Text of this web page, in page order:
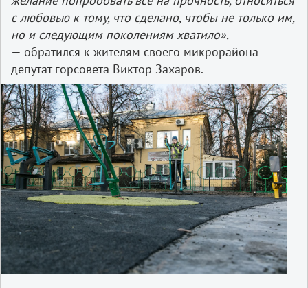
с любовью к тому, что сделано, чтобы не только им,
но и следующим поколениям хватило»,
— обратился к жителям своего микрорайона
депутат горсовета Виктор Захаров.